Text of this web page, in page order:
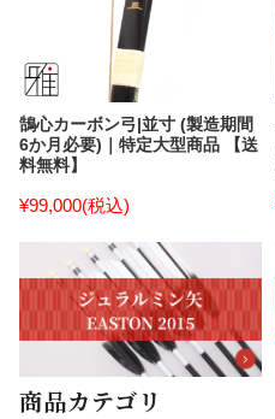
鵠心カーボン弓|並寸 (製造期間
6か月必要)｜特定大型商品 【送
料無料】
¥99,000(税込)
商品カテゴリ